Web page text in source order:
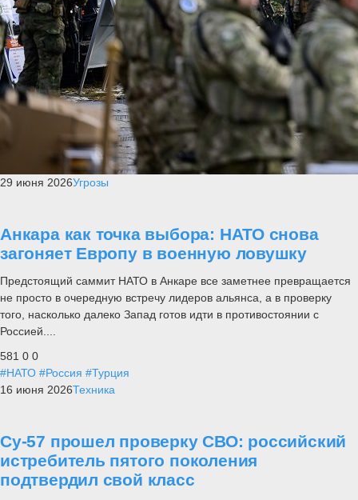
29 июня 2026Угрозы
Анкара как точка выбора: НАТО снова
загоняет Европу в военную ловушку
Предстоящий саммит НАТО в Анкаре все заметнее превращается
не просто в очередную встречу лидеров альянса, а в проверку
того, насколько далеко Запад готов идти в противостоянии с
Россией....
581 0 0
#НАТО #Россия #Турция
16 июня 2026Техника
Су-57 прошел проверку СВО: российский
истребитель пятого поколения
подтвердил свой класс